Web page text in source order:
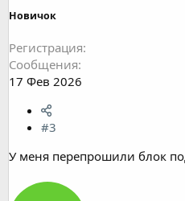
Новичок
Регистрация
Сообщения
17 Фев 2026
#3
У меня перепрошили блок